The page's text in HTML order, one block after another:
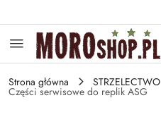
Strona główna STRZELECTWO
Części serwisowe do replik ASG